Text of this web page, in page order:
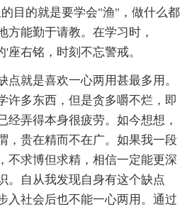
目的就是要学会"渔"，做什么都
方能勤于请教。在学习时，
座右铭，时刻不忘警戒。
点就是喜欢一心两用甚最多用。
许多东西，但是贪多嚼不烂，即
经弄得本身很疲劳。如今想想，
，贵在精而不在广。如果我一段
不求博但求精，相信一定能更深
。自从我发现自身有这个缺点
入社会后也不能一心两用。通过